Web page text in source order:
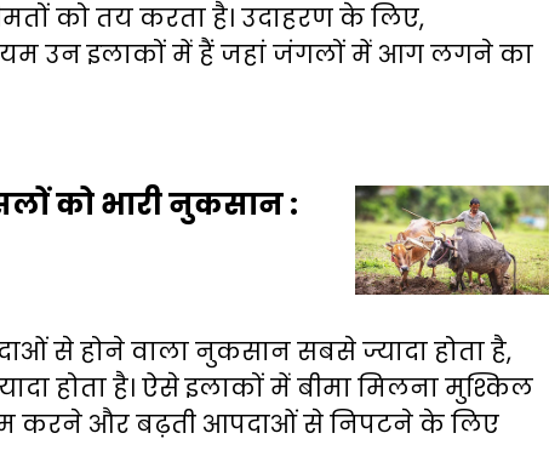
को तय करता है। उदाहरण के लिए,
उन इलाकों में हैं जहां जंगलों में आग लगने का
को भारी नुकसान :
से होने वाला नुकसान सबसे ज्यादा होता है,
होता है। ऐसे इलाकों में बीमा मिलना मुश्किल
करने और बढ़ती आपदाओं से निपटने के लिए